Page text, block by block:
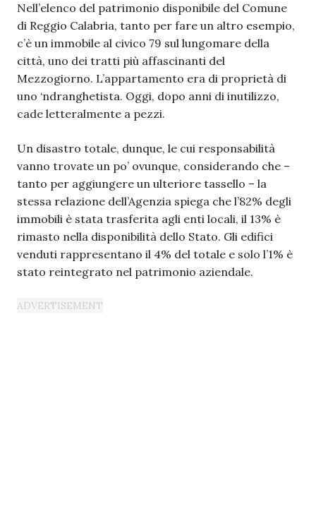
Nell’elenco del patrimonio disponibile del Comune
di Reggio Calabria, tanto per fare un altro esempio,
c’è un immobile al civico 79 sul lungomare della
città, uno dei tratti più affascinanti del
Mezzogiorno. L’appartamento era di proprietà di
uno ‘ndranghetista. Oggi, dopo anni di inutilizzo,
cade letteralmente a pezzi.
Un disastro totale, dunque, le cui responsabilità
vanno trovate un po’ ovunque, considerando che –
tanto per aggiungere un ulteriore tassello – la
stessa relazione dell’Agenzia spiega che l’82% degli
immobili è stata trasferita agli enti locali, il 13% è
rimasto nella disponibilità dello Stato. Gli edifici
venduti rappresentano il 4% del totale e solo l’1% è
stato reintegrato nel patrimonio aziendale.